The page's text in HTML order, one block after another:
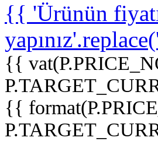
{{ 'Ürünün
{{
{{